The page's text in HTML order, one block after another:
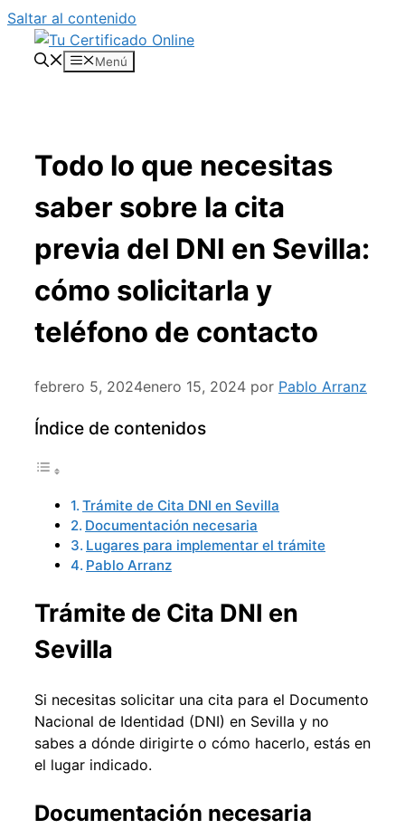
Saltar al contenido
Menú
Todo lo que necesitas
saber sobre la cita
previa del DNI en Sevilla:
cómo solicitarla y
teléfono de contacto
febrero 5, 2024enero 15, 2024 por Pablo Arranz
Índice de contenidos
Trámite de Cita DNI en Sevilla
Documentación necesaria
Lugares para implementar el trámite
Pablo Arranz
Trámite de Cita DNI en
Sevilla
Si necesitas solicitar una cita para el Documento
Nacional de Identidad (DNI) en Sevilla y no
sabes a dónde dirigirte o cómo hacerlo, estás en
el lugar indicado.
Documentación necesaria